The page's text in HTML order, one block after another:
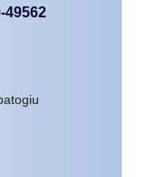
49562